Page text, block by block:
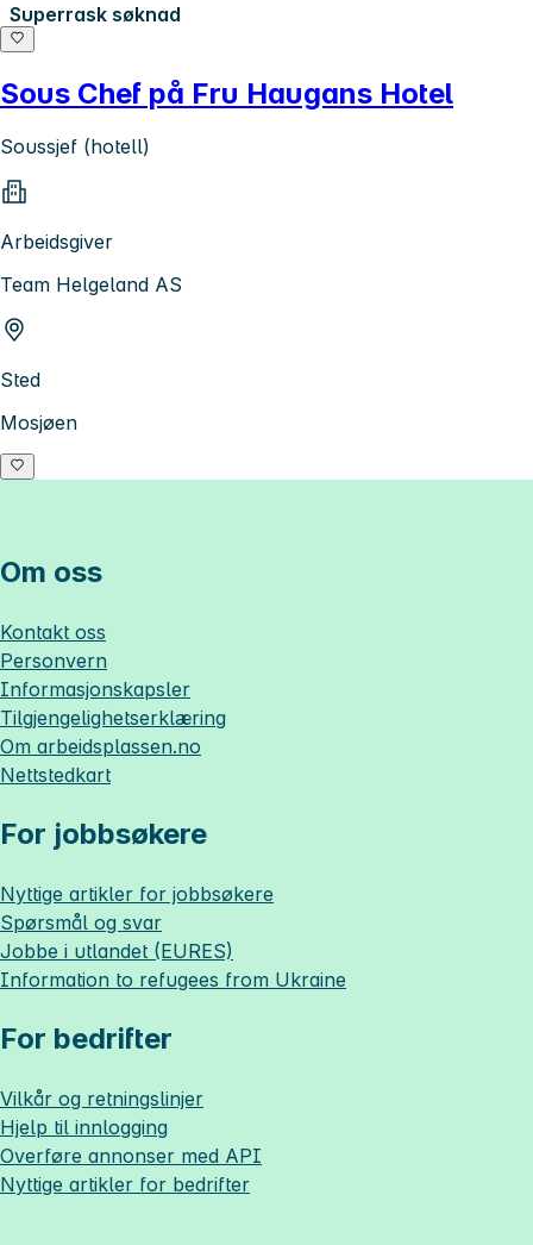
Superrask søknad
Sous Chef på Fru Haugans Hotel
Soussjef (hotell)
Arbeidsgiver
Team Helgeland AS
Sted
Mosjøen
Om oss
Kontakt oss
Personvern
Informasjonskapsler
Tilgjengelighetserklæring
Om arbeidsplassen.no
Nettstedkart
For jobbsøkere
Nyttige artikler for jobbsøkere
Spørsmål og svar
Jobbe i utlandet (EURES)
Information to refugees from Ukraine
For bedrifter
Vilkår og retningslinjer
Hjelp til innlogging
Overføre annonser med API
Nyttige artikler for bedrifter